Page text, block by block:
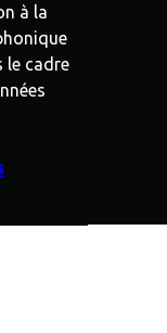
à la
le cadre